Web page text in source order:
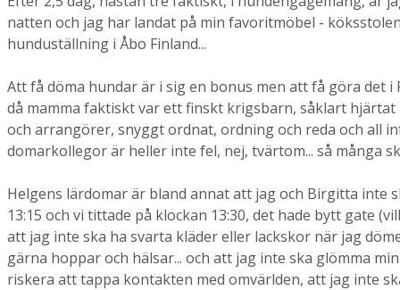
natten och jag har landat på min favoritmöbel -
hunduställning i Åbo Finland...
Att få döma hundar är i sig en bonus men att få göra det
då mamma faktiskt var ett finskt krigsbarn, såklart
och arrangörer, snyggt ordnat, ordning och reda och all
domarkollegor är heller inte fel, nej, tvärtom... så många
Helgens lärdomar är bland annat att jag och Birgitta inte
13:15 och vi tittade på klockan 13:30, det hade bytt gate
att jag inte ska ha svarta kläder eller lackskor när jag
gärna hoppar och hälsar... och att jag inte ska glömma
riskera att tappa kontakten med omvärlden, att jag inte